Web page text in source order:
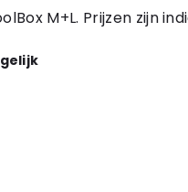
M+L. Prijzen zijn